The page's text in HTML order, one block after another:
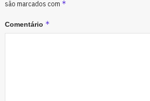
são marcados com *
Comentário *